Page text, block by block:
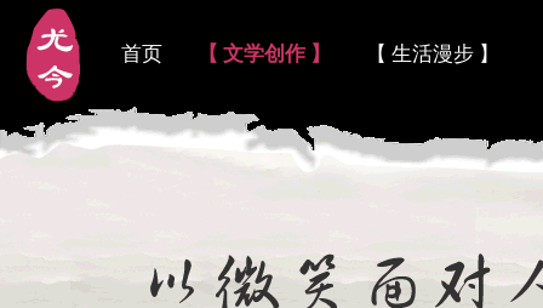
首页 【 文学创作 】 【 生活漫步 】